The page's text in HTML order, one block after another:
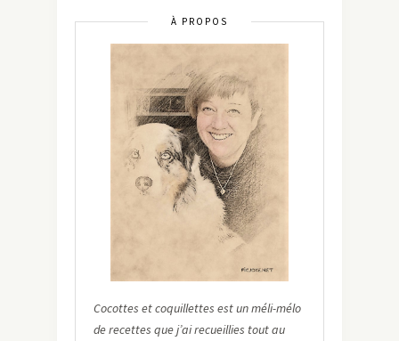
À PROPOS
Cocottes et coquillettes est un méli-mélo
de recettes que j’ai recueillies tout au